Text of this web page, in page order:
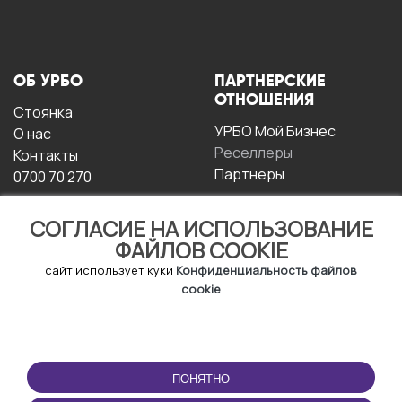
СОГЛАСИЕ НА ИСПОЛЬЗОВАНИЕ
ФАЙЛОВ COOKIE
сайт использует куки Конфиденциальность файлов
cookie
ПОНЯТНО
ОБ УРБО
Стоянка
О нас
Контакты
0700 70 270
ПАРТНЕРСКИЕ
ОТНОШЕНИЯ
УРБО Мой Бизнес
Реселлеры
Партнеры
ЭКСПЛУАТАЦИИ
Условия и положения
ПРИЛОЖЕНИЕ